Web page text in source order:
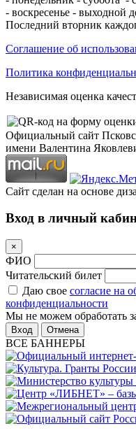
- воскресенье - выходной
Последний вторник
Соглашение об
Политика
Независимая оценка
Официальный сайт
имени Валентина
Сайт сделан на основе
Вход в личный
×
ФИО
Читательский билет
Даю свое согласие на
конфиденциальности
Мы не можем обработать
Отмена
ВСЕ БАННЕРЫ